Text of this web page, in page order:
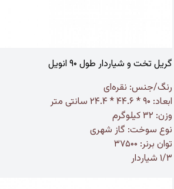
گریل تخت و شیاردار طول ۹۰ انویل
رنگ/جنس: نقره‌ای
ابعاد: ۹۰ * ۴۴.۶ * ۲۴.۴ سانتی متر
وزن: ۳۲ کیلوگرم
نوع سوخت: گاز شهری
توان برنر: ۳۷۵۰۰
۱/۳ شیاردار